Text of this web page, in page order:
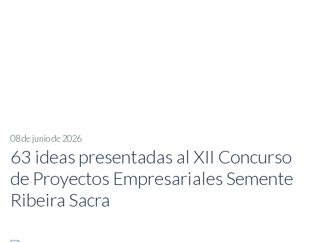
08 de junio de 2026
63 ideas presentadas al XII Concurso
de Proyectos Empresariales Semente
Ribeira Sacra